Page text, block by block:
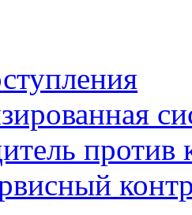
против